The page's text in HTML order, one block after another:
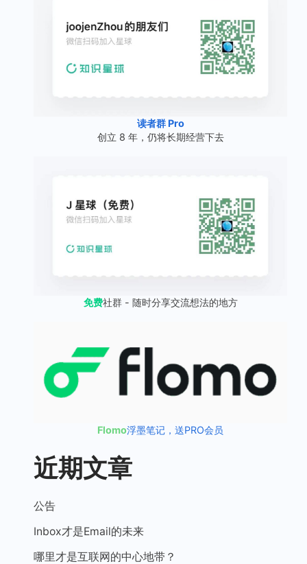
读者群 Pro
创立 8 年，仍将长期经营下去
免费社群 - 随时分享交流想法的地方
Flomo浮墨笔记，送PRO会员
近期文章
公告
Inbox才是Email的未来
哪里才是互联网的中心地带？